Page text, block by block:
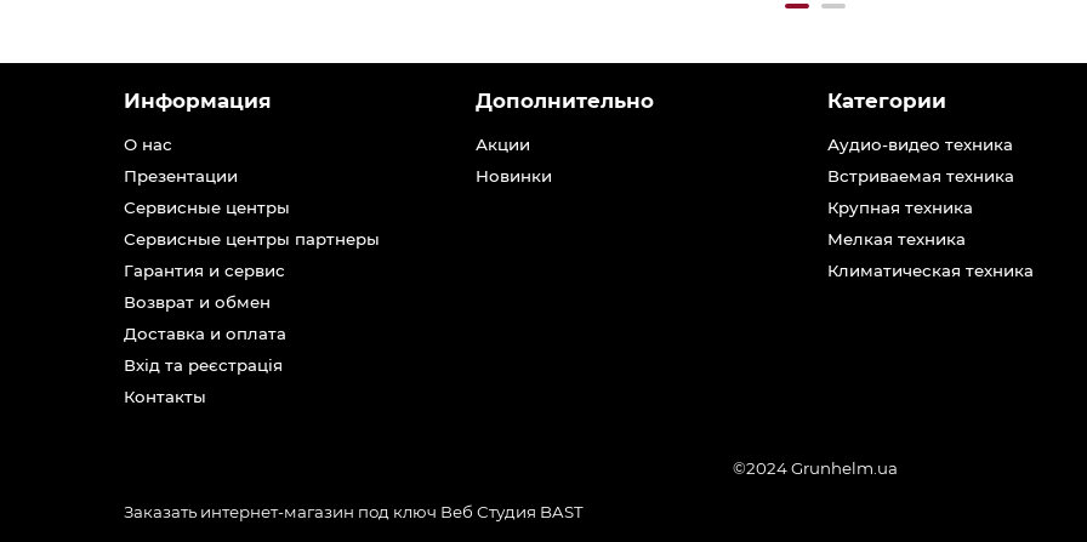
Информация
О нас
Презентации
Сервисные центры
Сервисные центры партнеры
Гарантия и сервис
Возврат и обмен
Доставка и оплата
Вхід та реєстрація
Контакты
Дополнительно
Акции
Новинки
Категории
Аудио-видео техника
Встриваемая техника
Крупная техника
Мелкая техника
Климатическая техника
©2024 Grunhelm.ua
Заказать интернет-магазин под ключ Веб Студия BAST